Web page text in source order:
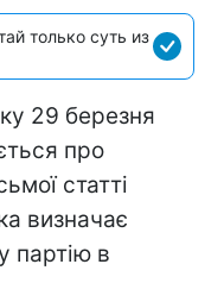
только суть из
29 березня
про
статті
визначає
партію в